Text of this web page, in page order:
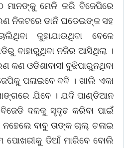
ମାନଙ୍କୁ ମେଳି କରି ବିଜେପିରେ
ନିକଟରେ ଡାନି ଘଡେଇଙ୍କ ସହ
କୁହାଯାଉଥିବା ବେଳେ
ବାହାରୁଥିବା ନଜିର ଆସିଥିଲା ।
କଣ ଓଡିଶାବାସୀ ବୁଝିପାରୁନଥିବା
ପଳାଇବେ ବବି । ଖାଲି ଏକା
ଯିବେ । ଯଦି ପାଣ୍ଡିଆନ
ଦଳକୁ ସୃଦୃଢ କରିବା ପାଇଁ
ବାବୁ ତାଙ୍କ ଚାଲ୍ ଚଳାଇ
ଡିଆଁ ମାରିବେ ବୋଲି